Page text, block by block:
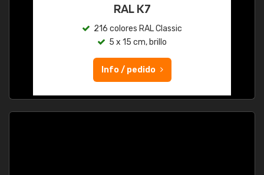
RAL K7
216 colores RAL Classic
5 x 15 cm, brillo
Info / pedido